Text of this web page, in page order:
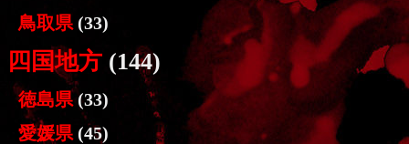
鳥取県 (33)
四国地方 (144)
徳島県 (33)
愛媛県 (45)